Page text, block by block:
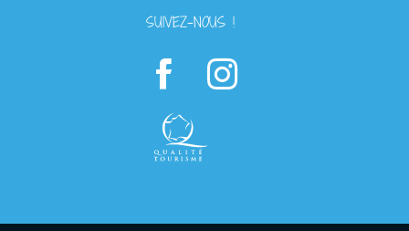
SUIVEZ-NOUS !